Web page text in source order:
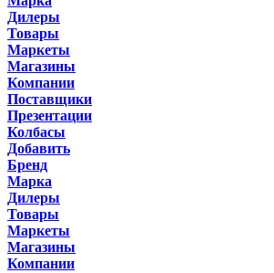
Дилеры
Товары
Маркеты
Магазины
Компании
Поставщики
Презентации
Колбасы
Добавить
Бренд
Марка
Дилеры
Товары
Маркеты
Магазины
Компании